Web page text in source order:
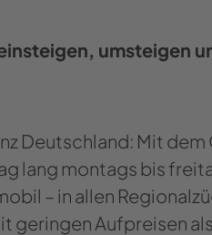
um­stei­gen
Deutsch­land: Mit
lang mon­tags bis
– in allen
ge­rin­gen Auf­prei­sen